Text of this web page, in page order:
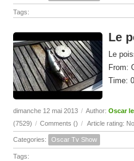
Tags:
Le
Le
From:
Time:
dimanche 12 mai 2013 / Author:Oscar
(7529) / Comments () / Article rating:
Categories: Oscar Tv Show
Tags: